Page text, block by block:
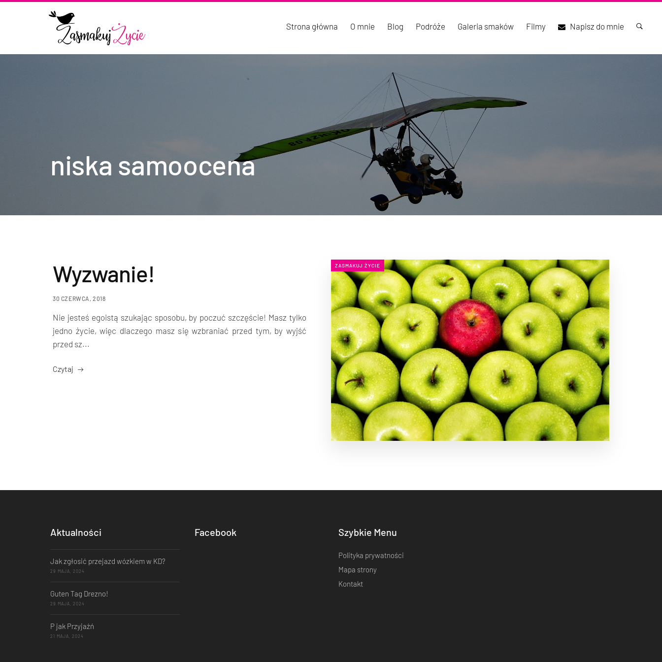
Strona główna O mnie Blog Podróże Galeria smaków Filmy Napisz do mnie
niska samoocena
ZASMAKUJ ŻYCIE
Wyzwanie!
30 CZERWCA, 2018
Nie jesteś egoistą szukając sposobu, by poczuć szczęście! Masz tylko
jedno życie, więc dlaczego masz się wzbraniać przed tym, by wyjść
przed sz...
Czytaj
Aktualności
Jak zgłosić przejazd wózkiem w KD?
29 MAJA, 2024
Guten Tag Drezno!
29 MAJA, 2024
P jak Przyjaźń
21 MAJA, 2024
Facebook Szybkie Menu
Polityka prywatności
Mapa strony
Kontakt